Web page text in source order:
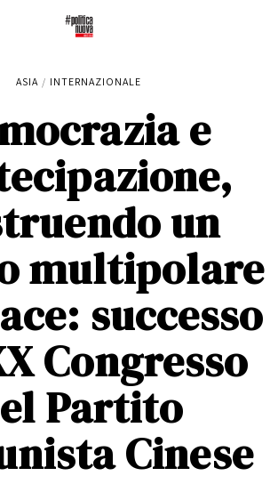
ASIA / INTERNAZIONALE
e
un
multipolare
successo
Congresso
Partito
Cinese